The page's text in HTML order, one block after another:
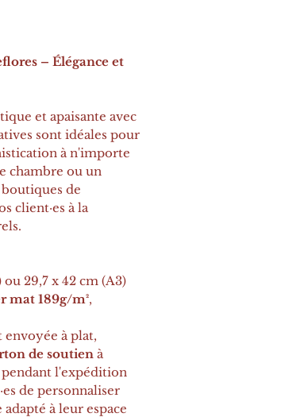
– Élégance et
et apaisante avec
sont idéales pour
à n'importe
chambre ou un
de
client·es à la
ou 29,7 x 42 cm (A3)
mat 189g/m²,
envoyée à plat,
de soutien à
l'expédition
de personnaliser
à leur espace